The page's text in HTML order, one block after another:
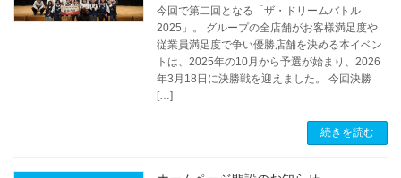
今回で第二回となる「ザ・ドリームバトル
2025」。 グループの全店舗がお客様満足度や
従業員満足度で争い優勝店舗を決める本イベン
トは、2025年の10月から予選が始まり、2026
年3月18日に決勝戦を迎えました。 今回決勝
[…]
続きを読む